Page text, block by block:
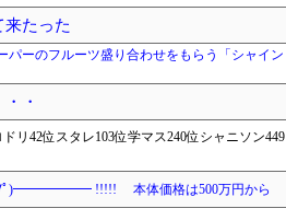
来たった
パーのフルーツ盛り合わせをもらう「シャイン
・
リ42位スタレ103位学マス240位シャニソン449
ﾟ)━━━━━━ !!!!! 本体価格は500万円から